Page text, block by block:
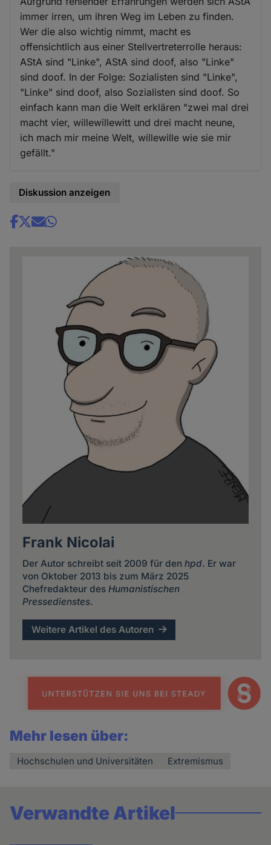
immer irren, um ihren Weg im Leben zu finden.
Wer die also wichtig nimmt, macht es
offensichtlich aus einer Stellvertreterrolle heraus:
AStA sind "Linke", AStA sind doof, also "Linke"
sind doof. In der Folge: Sozialisten sind "Linke",
"Linke" sind doof, also Sozialisten sind doof. So
einfach kann man die Welt erklären "zwei mal drei
macht vier, willewillewitt und drei macht neune,
ich mach mir meine Welt, willewille wie sie mir
gefällt."
Diskussion anzeigen
Share
Frank Nicolai
Der Autor schreibt seit 2009 für den hpd. Er war
von Oktober 2013 bis zum März 2025
Chefredakteur des Humanistischen
Pressedienstes.
Weitere Artikel des Autoren
Mehr lesen über:
Hochschulen und Universitäten Extremismus
Verwandte Artikel